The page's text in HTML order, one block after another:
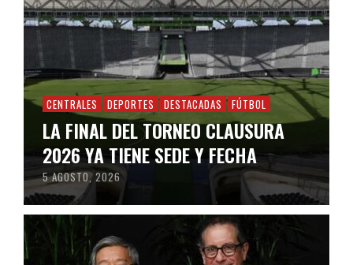
CENTRALES DEPORTES DESTACADAS FÚTBOL
LA FINAL DEL TORNEO CLAUSURA
2026 YA TIENE SEDE Y FECHA
5 AGOSTO, 2026